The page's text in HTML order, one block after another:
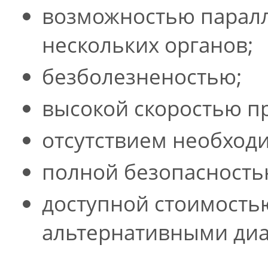
возможностью
нескольких органов;
безболезненостью;
высокой скоростью
отсутствием
полной
доступной
альтернативными